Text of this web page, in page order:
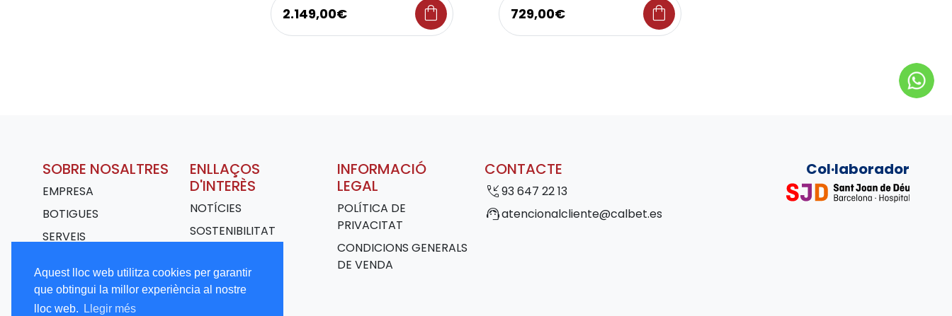
Aquest lloc web utilitza cookies per garantir
que obtingui la millor experiència al nostre
lloc web.
Llegir més
2.149,00€ shopping_bag 729,00€ shopping_bag
SOBRE NOSALTRES
EMPRESA
BOTIGUES
SERVEIS
TREBALLA AMB
NOSALTRES
ENLLAÇOS
D'INTERÈS
NOTÍCIES
SOSTENIBILITAT
INFORMACIÓ
LEGAL
POLÍTICA DE
PRIVACITAT
CONDICIONS GENERALS
DE VENDA
CONTACTE
phone_callback93 647 22 13
support_agentatencionalcliente@calbet.es
Col·laborador